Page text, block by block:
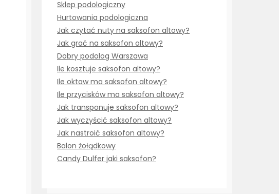
Sklep podologiczny
Hurtowania podologiczna
Jak czytać nuty na saksofon altowy?
Jak grać na saksofon altowy?
Dobry podolog Warszawa
Ile kosztuje saksofon altowy?
Ile oktaw ma saksofon altowy?
Ile przycisków ma saksofon altowy?
Jak transponuje saksofon altowy?
Jak wyczyścić saksofon altowy?
Jak nastroić saksofon altowy?
Balon żołądkowy
Candy Dulfer jaki saksofon?